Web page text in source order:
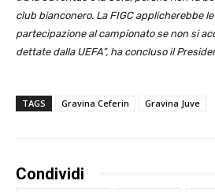
club bianconero. La FIGC applicherebbe
partecipazione al campionato se non si
dettate dalla UEFA”, ha concluso il
TAGS Gravina Ceferin Gravina Juve
Condividi